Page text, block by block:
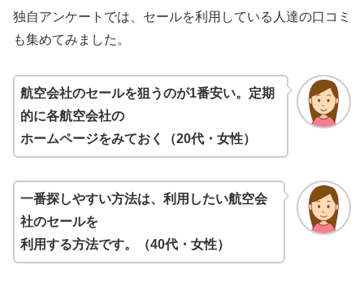
独自アンケートでは、セールを利用している人達の口コミ
も集めてみました。
航空会社のセールを狙うのが1番安い。定期
的に各航空会社の
ホームページをみておく（20代・女性）
一番探しやすい方法は、利用したい航空会
社のセールを
利用する方法です。（40代・女性）